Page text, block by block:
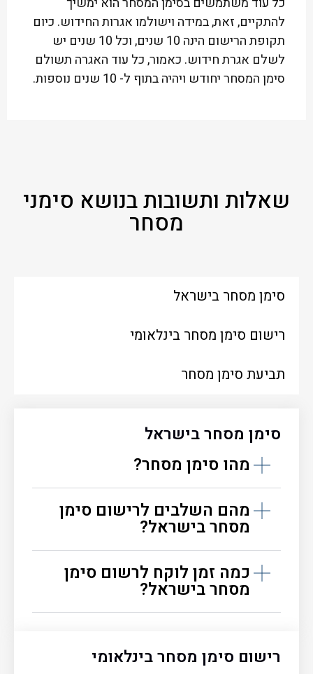
להתקיים, זאת, במידה וישולמו אגרות החידוש. כיום
תקופת הרישום הינה 10 שנים, וכל 10 שנים יש
לשלם אגרת חידוש. כאמור, כל עוד האגרה תשולם
סימן המסחר יחודש ויהיה בתוף ל- 10 שנים נוספות.
שאלות ותשובות בנושא סימני
מסחר
סימן מסחר בישראל
רישום סימן מסחר בינלאומי
תביעת סימן מסחר
סימן מסחר בישראל
מהו סימן מסחר?
מהם השלבים לרישום סימן
מסחר בישראל?
כמה זמן לוקח לרשום סימן
מסחר בישראל?
רישום סימן מסחר בינלאומי